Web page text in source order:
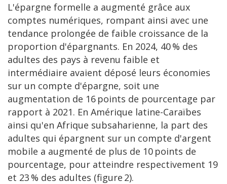
L'épargne formelle a augmenté grâce aux
comptes numériques, rompant ainsi avec une
tendance prolongée de faible croissance de la
proportion d'épargnants. En 2024, 40 % des
adultes des pays à revenu faible et
intermédiaire avaient déposé leurs économies
sur un compte d'épargne, soit une
augmentation de 16 points de pourcentage par
rapport à 2021. En Amérique latine-Caraïbes
ainsi qu'en Afrique subsaharienne, la part des
adultes qui épargnent sur un compte d'argent
mobile a augmenté de plus de 10 points de
pourcentage, pour atteindre respectivement 19
et 23 % des adultes (figure 2).